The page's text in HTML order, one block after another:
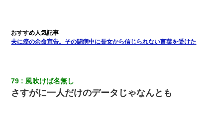
夫に癌の余命宣告。その闘病中に長女から信じられない言葉を受けた
79 風吹けば名無し
さすがに一人だけのデータじゃなんとも